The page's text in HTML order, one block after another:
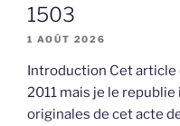
1503
1 AOÛT 2026
Introduction Cet article
2011 mais je le
originales de cet acte